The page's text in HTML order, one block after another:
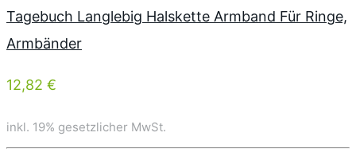
Tagebuch Langlebig Halskette Armband Für Ringe,
Armbänder
12,82 €
inkl. 19% gesetzlicher MwSt.